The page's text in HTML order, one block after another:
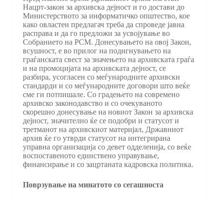
Нацрт-закон за архивска дејност и го достави до
Министерството за информатичко општество, кое
како овластен предлагач треба да спроведе јавна
расправа и да го предложи за усвојување во
Собранието на РСМ. Донесувањето на овој Закон,
всушност, е во прилог на подигнувањето на
граѓанската свест за значењето на архивската граѓа
и на промоцијата на архивската дејност, се
разбира, усогласен со меѓународните архивски
стандарди и со меѓународните договори што веќе
сме ги потпишале. Со градењето на современо
архивско законодавство и со очекуваното
скорешно донесување на новиот Закон за архивска
дејност, значително ќе се подобри и статусот и
третманот на архивскиот материјал, Државниот
архив ќе го утврди статусот на интегрирана
управна организација со девет одделенија, со веќе
воспоставеното единствено управување,
финансирање и со зацртаната кадровска политика.
Поврзување на минатото со сегашноста